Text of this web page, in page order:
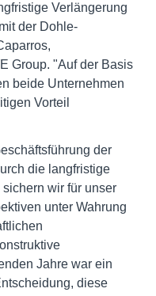
Verlängerung
der Dohle-
Group. "Auf der Basis
beide Unternehmen
Vorteil
der
die langfristige
wir für unser
unter Wahrung
Jahre war ein
diese